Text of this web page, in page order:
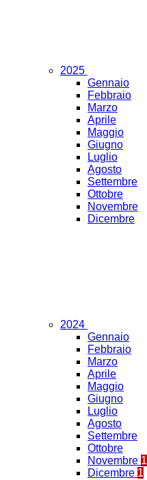
2025
Gennaio
Febbraio
Marzo
Aprile
Maggio
Giugno
Luglio
Agosto
Settembre
Ottobre
Novembre
Dicembre
2024
Gennaio
Febbraio
Marzo
Aprile
Maggio
Giugno
Luglio
Agosto
Settembre
Ottobre
Novembre 1
Dicembre 1